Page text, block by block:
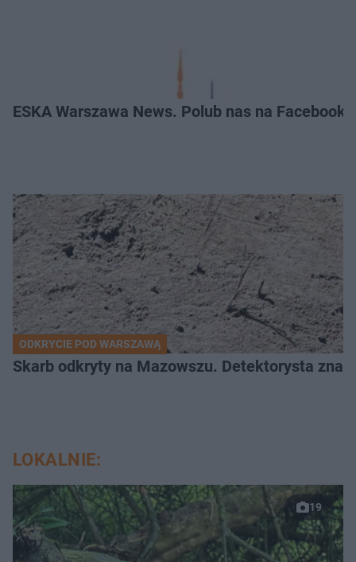
ESKA Warszawa News. Polub nas na
ODKRYCIE POD WARSZAWĄ
Skarb odkryty na Mazowszu. Detektorysta
LOKALNIE:
19